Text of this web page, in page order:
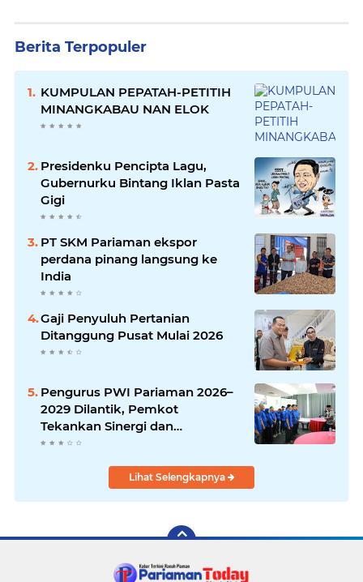
Berita Terpopuler
KUMPULAN PEPATAH-PETITIH
MINANGKABAU NAN ELOK
Presidenku Pencipta Lagu,
Gubernurku Bintang Iklan Pasta
Gigi
PT SKM Pariaman ekspor
perdana pinang langsung ke
India
Gaji Penyuluh Pertanian
Ditanggung Pusat Mulai 2026
Pengurus PWI Pariaman 2026–
2029 Dilantik, Pemkot
Tekankan Sinergi dan
Profesionalisme Pers
Lihat Selengkapnya